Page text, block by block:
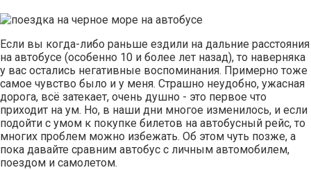
Если вы когда-либо раньше ездили на дальние расстояния
на автобусе (особенно 10 и более лет назад), то наверняка
у вас остались негативные воспоминания. Примерно тоже
самое чувство было и у меня. Страшно неудобно, ужасная
дорога, всё затекает, очень душно - это первое что
приходит на ум. Но, в наши дни многое изменилось, и если
подойти с умом к покупке билетов на автобусный рейс, то
многих проблем можно избежать. Об этом чуть позже, а
пока давайте сравним автобус с личным автомобилем,
поездом и самолетом.